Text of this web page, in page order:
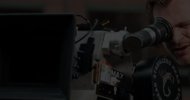
vi for at sikre